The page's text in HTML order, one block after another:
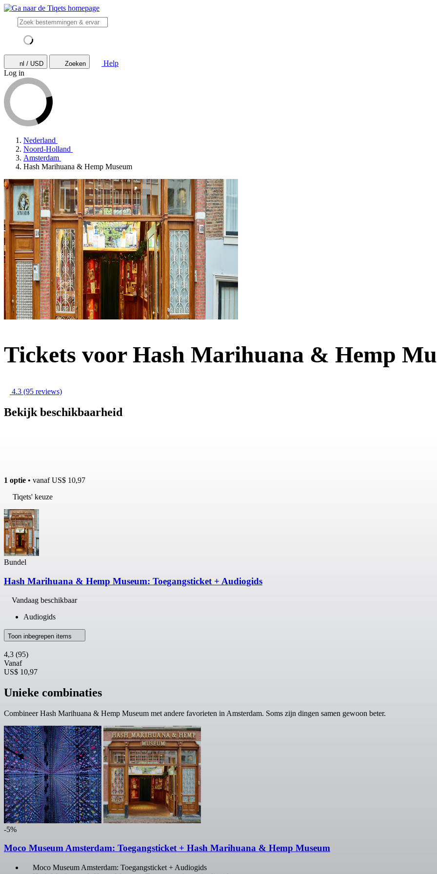
nl / USD Zoeken
Help
Log in
Nederland
Noord-Holland
Amsterdam
Hash Marihuana & Hemp Museum
Tickets voor Hash Marihuana & Hemp
4.3 (95 reviews)
Bekijk beschikbaarheid
1 optie • vanafUS$ 10,97
Tiqets' keuze
Bundel
Hash Marihuana & Hemp Museum: Toegangsticket + Audiogids
Vandaag beschikbaar
Audiogids
Toon inbegrepen items
4,3 (95)
Vanaf
US$ 10,97
Unieke combinaties
Combineer Hash Marihuana & Hemp Museum met andere favorieten in Amsterdam. Soms zijn dingen samen gewoon beter.
-5%
Moco Museum Amsterdam: Toegangsticket + Hash Marihuana & Hemp Museum
Moco Museum Amsterdam: Toegangsticket + Audiogids